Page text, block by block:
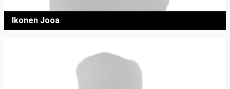
Ikonen Jooa